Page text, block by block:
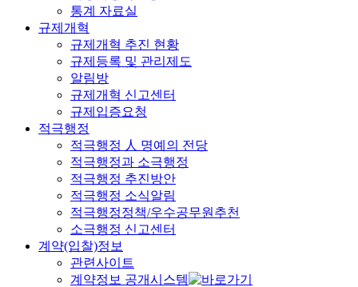
통계 자료실
규제개혁
규제개혁 추진 현황
규제등록 및 관리제도
알림방
규제개혁 신고센터
규제입증요청
적극행정
적극행정 人 명예의 전당
적극행정과 소극행정
적극행정 추진방안
적극행정 소식알림
적극행정정책/우수공무원추천
소극행정 신고센터
계약(입찰)정보
관련사이트
계약정보 공개시스템